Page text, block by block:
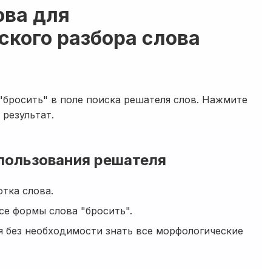
для
разбора слова
в поле поиска решателя слов. Нажмите
решателя
слова.
формы слова "бросить".
без необходимости знать все морфологические